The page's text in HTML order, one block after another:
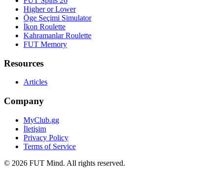
Higher or Lower
Öge Seçimi Simulator
İkon Roulette
Kahramanlar Roulette
FUT Memory
Resources
Articles
Company
MyClub.gg
İletişim
Privacy Policy
Terms of Service
© 2026 FUT Mind. All rights reserved.